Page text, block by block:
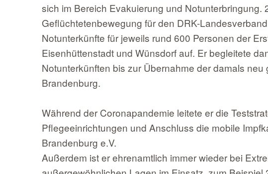
sich im Bereich Evakuierung und Notunterbringung.
Geflüchtetenbewegung für den DRK-
Notunterkünfte für jeweils rund 600 Personen der
Eisenhüttenstadt und Wünsdorf auf. Er begleitete
Notunterkünften bis zur Übernahme der damals
Brandenburg.
Während der Coronapandemie leitete er die
Pflegeeinrichtungen und Anschluss die mobile
Brandenburg e.V.
Außerdem ist er ehrenamtlich immer wieder bei